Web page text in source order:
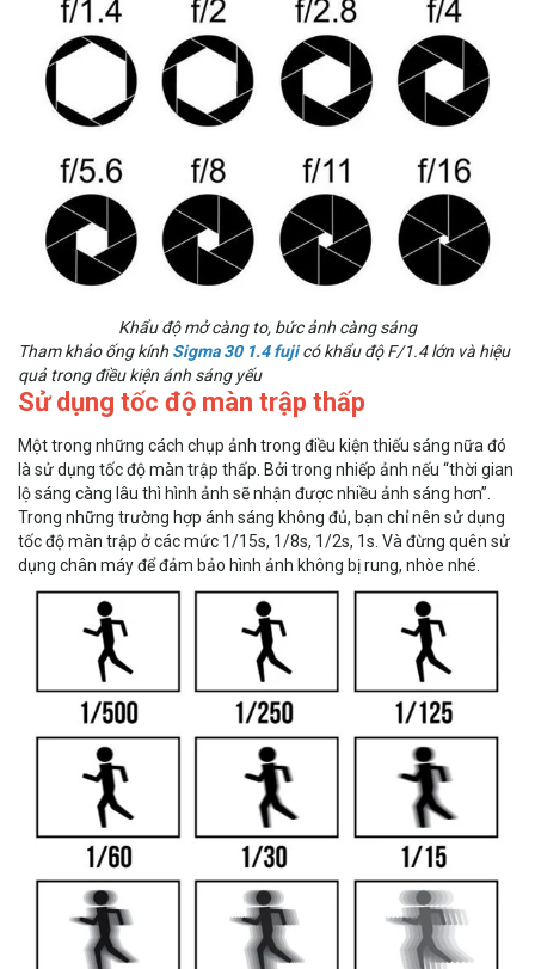
Khẩu độ mở càng to, bức ảnh càng sáng
Tham khảo ống kính Sigma 30 1.4 fujicó khẩu độ F/1.4 lớn và hiệu
quả trong điều kiện ánh sáng yếu
Sử dụng tốc độ màn trập thấp
Một trong những cách chụp ảnh trong điều kiện thiếu sáng nữa đó
là sử dụng tốc độ màn trập thấp. Bởi trong nhiếp ảnh nếu “thời gian
lộ sáng càng lâu thì hình ảnh sẽ nhận được nhiều ảnh sáng hơn”.
Trong những trường hợp ánh sáng không đủ, bạn chỉ nên sử dụng
tốc độ màn trập ở các mức 1/15s, 1/8s, 1/2s, 1s. Và đừng quên sử
dụng chân máy để đảm bảo hình ảnh không bị rung, nhòe nhé.